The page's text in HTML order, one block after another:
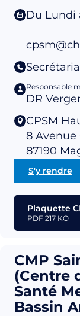
Du Lundi
Responsable
DR
CPSM
8 Avenue
87190
S'y rendre
Plaquette
PDF 217 KO
CMP
(Centre
Santé
Bassin